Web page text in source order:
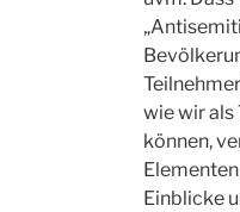
wie wir
können,
Einblicke